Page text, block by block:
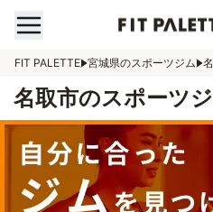
FIT PALETTE 宮城県のスポーツジム
名取市のスポーツ